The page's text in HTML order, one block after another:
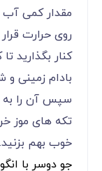
مقدار کمی آب
روی حرارت
کنار بگذارید
بادام زمینی
سپس آن را به
تکه های موز
خوب بهم
جو دوسر با